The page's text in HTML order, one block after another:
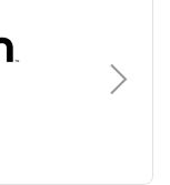
Câble
Akashi